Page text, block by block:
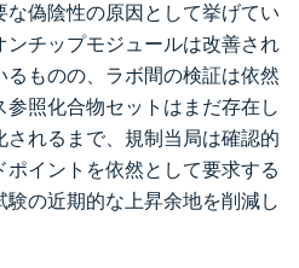
偽陰性の原因として挙げてい
ンチップモジュールは改善され
ものの、ラボ間の検証は依然
照化合物セットはまだ存在し
されるまで、規制当局は確認的
イントを依然として要求する
の近期的な上昇余地を削減し